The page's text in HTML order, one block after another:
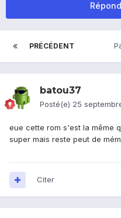
PRÉCÉDENT
batou37
Posté(e) 25
eue cette rom s'est la même
super mais reste peut de
Citer